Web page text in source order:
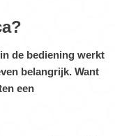
de bediening werkt
belangrijk. Want
een